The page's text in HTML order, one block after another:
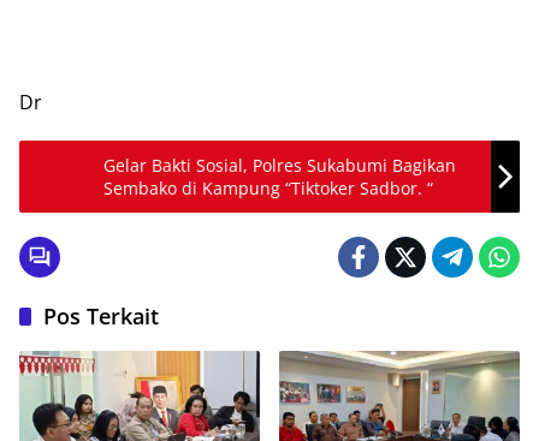
Dr
Gelar Bakti Sosial, Polres Sukabumi Bagikan
Sembako di Kampung “Tiktoker Sadbor. “
Pos Terkait